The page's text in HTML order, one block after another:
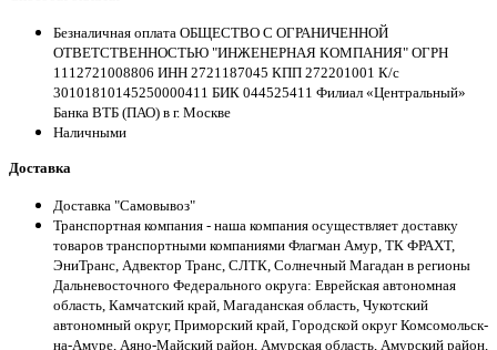
Безналичная оплата ОБЩЕСТВО С ОГРАНИЧЕННОЙ
ОТВЕТСТВЕННОСТЬЮ "ИНЖЕНЕРНАЯ КОМПАНИЯ" ОГРН
1112721008806 ИНН 2721187045 КПП 272201001 К/с
30101810145250000411 БИК 044525411 Филиал «Центральный»
Банка ВТБ (ПАО) в г. Москве
Наличными
Доставка
Доставка "Самовывоз"
Транспортная компания - наша компания осуществляет доставку
товаров транспортными компаниями Флагман Амур, ТК ФРАХТ,
ЭниТранс, Адвектор Транс, СЛТК, Солнечный Магадан в регионы
Дальневосточного Федерального округа: Еврейская автономная
область, Камчатский край, Магаданская область, Чукотский
автономный округ, Приморский край, Городской округ Комсомольск-
на-Амуре, Аяно-Майский район, Амурская область, Амурский район,